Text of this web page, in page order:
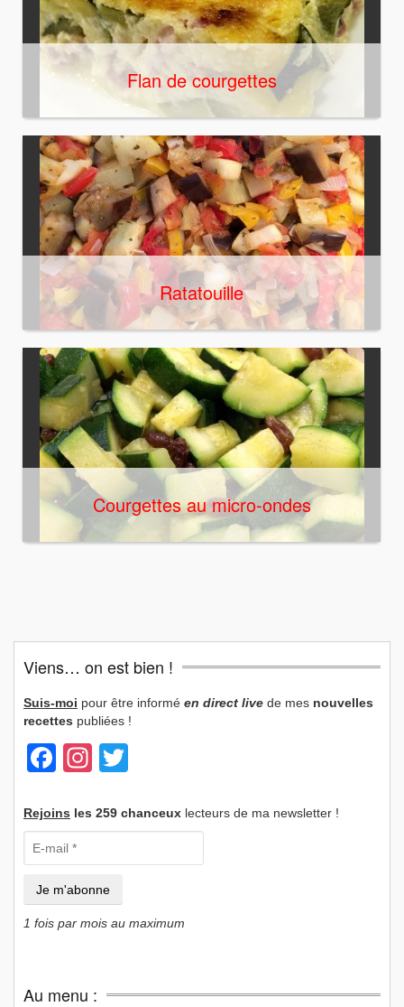
Flan de courgettes
Ratatouille
Courgettes au micro-ondes
Viens… on est bien !
Suis-moi pour être informé en direct live de mes nouvelles
recettes publiées !
Facebook
Instagram
Rejoins les 259 chanceux lecteurs de ma newsletter !
1 fois par mois au maximum
Au menu :